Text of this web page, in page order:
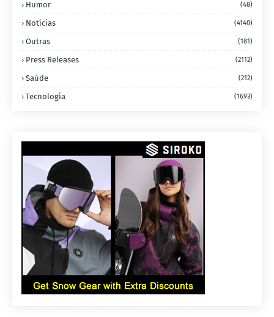
Humor (48)
Notícias (4140)
Outras (181)
Press Releases (2112)
Saúde (212)
Tecnologia (1693)